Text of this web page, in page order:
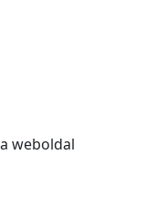
weboldal